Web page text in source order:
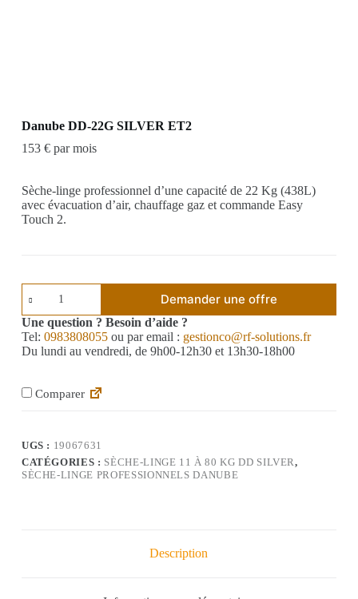
Danube DD-22G SILVER ET2
153 € par mois
Sèche-linge professionnel d’une capacité de 22 Kg (438L)
avec évacuation d’air, chauffage gaz et commande Easy
Touch 2.
Demander une offre
Une question ? Besoin d’aide ?
Tel: 0983808055ou par email : gestionco@rf-solutions.fr
Du lundi au vendredi, de 9h00-12h30 et 13h30-18h00
Comparer
UGS : 19067631
CATÉGORIES : SÈCHE-LINGE 11 À 80 KG DD SILVER,
SÈCHE-LINGE PROFESSIONNELS DANUBE
Description